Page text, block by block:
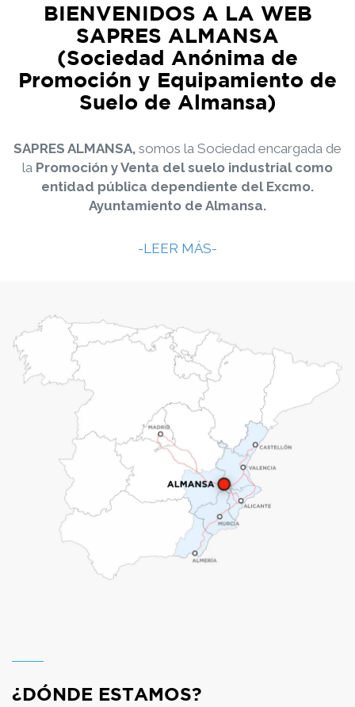
BIENVENIDOS A LA WEB
SAPRES ALMANSA
(Sociedad Anónima de
Promoción y Equipamiento de
Suelo de Almansa)
SAPRES ALMANSA, somos la Sociedad encargada de
la Promoción y Venta del suelo industrial como
entidad pública dependiente del Excmo.
Ayuntamiento de Almansa.
LEER MÁS
¿DÓNDE ESTAMOS?